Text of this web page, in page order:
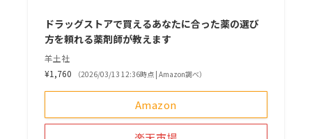
ドラッグストアで買えるあなたに合った薬の選び
方を頼れる薬剤師が教えます
羊土社
¥1,760
（2026/03/13 12:36時点 | Amazon調べ）
Amazon